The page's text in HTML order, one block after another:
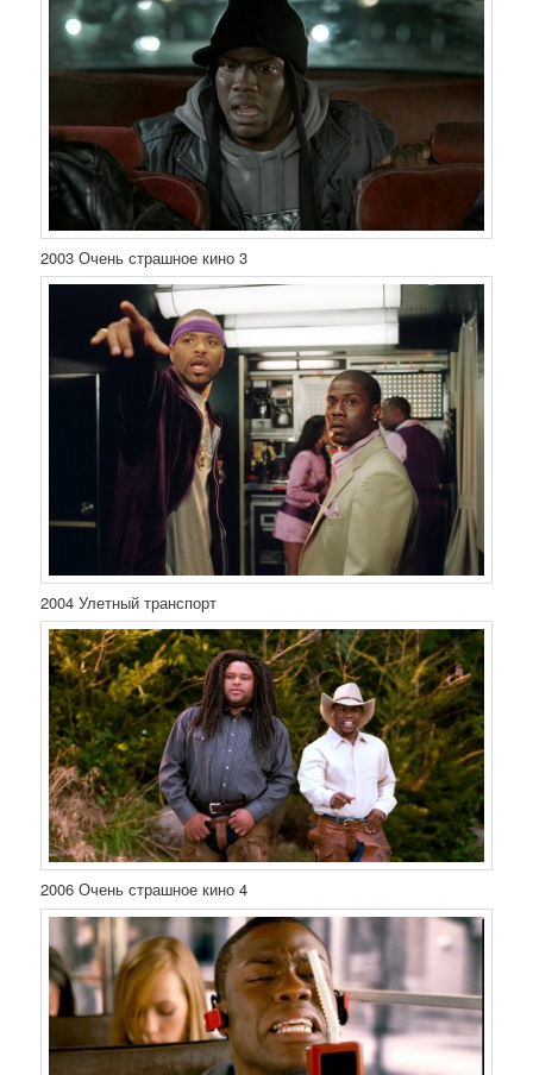
2003 Очень страшное кино 3
2004 Улетный транспорт
2006 Очень страшное кино 4